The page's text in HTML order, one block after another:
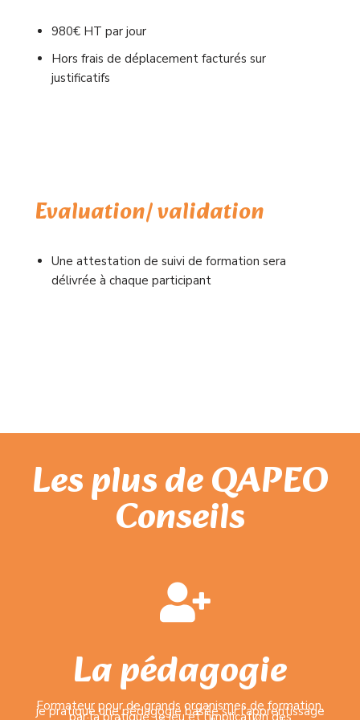
980€ HT par jour
Hors frais de déplacement facturés sur
justificatifs
Evaluation/ validation
Une attestation de suivi de formation sera
délivrée à chaque participant
Les plus de QAPEO
Conseils
La pédagogie
Formateur pour de grands organismes de formation,
je pratique une pédagogie basée sur l'apprentissage
par la pratique, le jeu et l'implication des